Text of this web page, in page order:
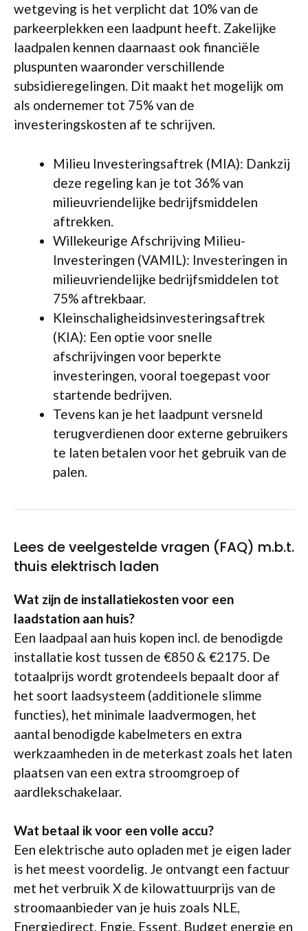
wetgeving is het verplicht dat 10% van de
parkeerplekken een laadpunt heeft. Zakelijke
laadpalen kennen daarnaast ook financiële
pluspunten waaronder verschillende
subsidieregelingen. Dit maakt het mogelijk om
als ondernemer tot 75% van de
investeringskosten af te schrijven.
Milieu Investeringsaftrek (MIA): Dankzij
deze regeling kan je tot 36% van
milieuvriendelijke bedrijfsmiddelen
aftrekken.
Willekeurige Afschrijving Milieu-
Investeringen (VAMIL): Investeringen in
milieuvriendelijke bedrijfsmiddelen tot
75% aftrekbaar.
Kleinschaligheidsinvesteringsaftrek
(KIA): Een optie voor snelle
afschrijvingen voor beperkte
investeringen, vooral toegepast voor
startende bedrijven.
Tevens kan je het laadpunt versneld
terugverdienen door externe gebruikers
te laten betalen voor het gebruik van de
palen.
Lees de veelgestelde vragen (FAQ) m.b.t.
thuis elektrisch laden
Wat zijn de installatiekosten voor een
laadstation aan huis?
Een laadpaal aan huis kopen incl. de benodigde
installatie kost tussen de €850 & €2175. De
totaalprijs wordt grotendeels bepaalt door af
het soort laadsysteem (additionele slimme
functies), het minimale laadvermogen, het
aantal benodigde kabelmeters en extra
werkzaamheden in de meterkast zoals het laten
plaatsen van een extra stroomgroep of
aardlekschakelaar.
Wat betaal ik voor een volle accu?
Een elektrische auto opladen met je eigen lader
is het meest voordelig. Je ontvangt een factuur
met het verbruik X de kilowattuurprijs van de
stroomaanbieder van je huis zoals NLE,
Energiedirect, Engie, Essent, Budget energie en